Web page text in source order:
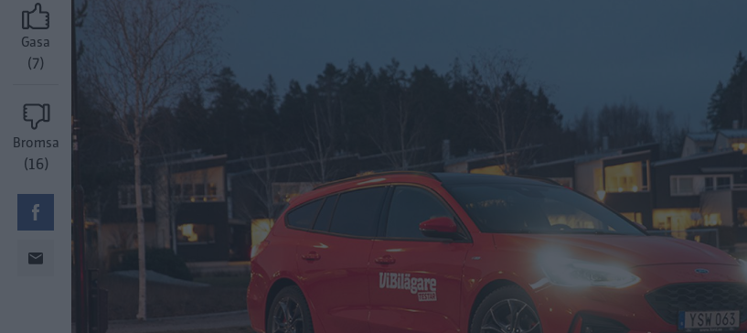
Gasa
(7)
Bromsa
(16)